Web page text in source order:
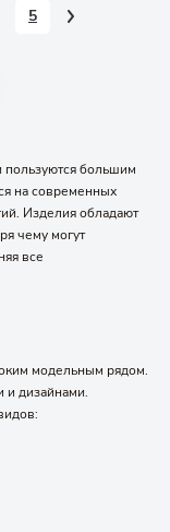
5
пользуются большим
на современных
Изделия обладают
чему могут
все
модельным рядом.
и дизайнами.